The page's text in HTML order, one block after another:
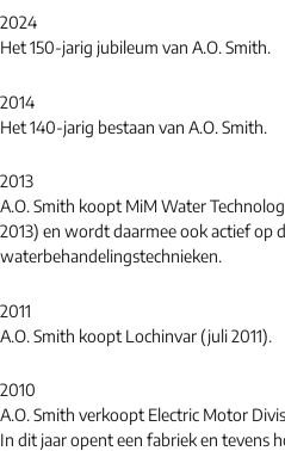
2024
Het 150-jarig jubileum van A.O. Smith.
2014
Het 140-jarig bestaan van A.O. Smith.
2013
A.O. Smith koopt MiM Water
2013) en wordt daarmee ook actief op
waterbehandelingstechnieken.
2011
A.O. Smith koopt Lochinvar (juli 2011).
2010
A.O. Smith verkoopt Electric Motor
In dit jaar opent een fabriek en tevens